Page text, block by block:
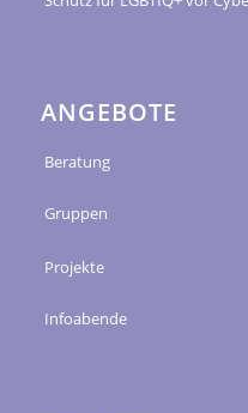
ANGEBOTE
Beratung
Gruppen
Projekte
Infoabende